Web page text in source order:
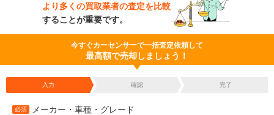
より多くの買取業者の査定を比較
することが重要です。
今すぐカーセンサーで一括査定依頼して
最高額で売却しましょう！
入力 確認 完了
必須 メーカー・車種・グレード